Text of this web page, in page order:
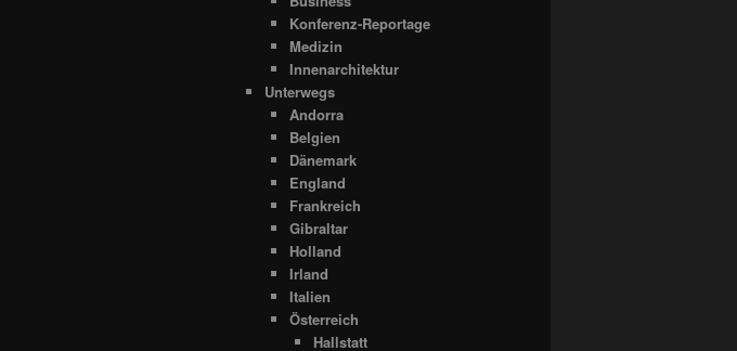
Konferenz-Reportage
Medizin
Innenarchitektur
Unterwegs
Andorra
Belgien
Dänemark
England
Frankreich
Gibraltar
Holland
Irland
Italien
Österreich
Hallstatt